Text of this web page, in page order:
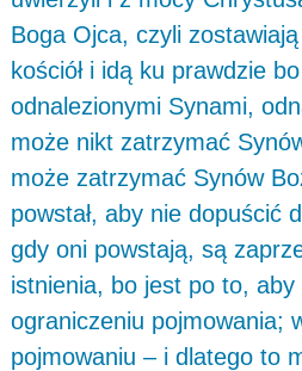
Boga Ojca, czyli
kościół i idą ku prawdzie
odnalezionymi Synami,
może nikt zatrzymać
może zatrzymać Synów
powstał, aby nie dopuścić
gdy oni powstają, są
istnienia, bo jest po to,
ograniczeniu pojmowania;
pojmowaniu – i dlatego to